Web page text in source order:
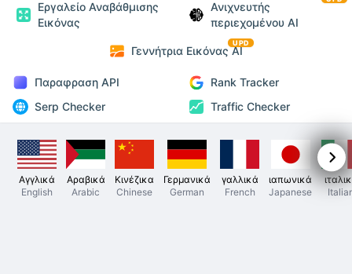
Εργαλείο Αναβάθμισης
Εικόνας
Ανιχνευτής
περιεχομένου AI
Γεννήτρια Εικόνας AI
UPD
Παραφραση API
Rank Tracker
Serp Checker
Traffic Checker
Αγγλικά
English
Αραβικά
Arabic
Κινέζικα
Chinese
Γερμανικά
German
γαλλικά
French
ιαπωνικά
Japanese